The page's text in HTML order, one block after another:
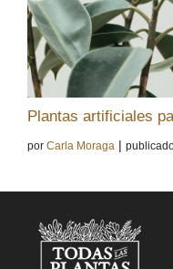
Plantas artificiales
por Carla Moraga |